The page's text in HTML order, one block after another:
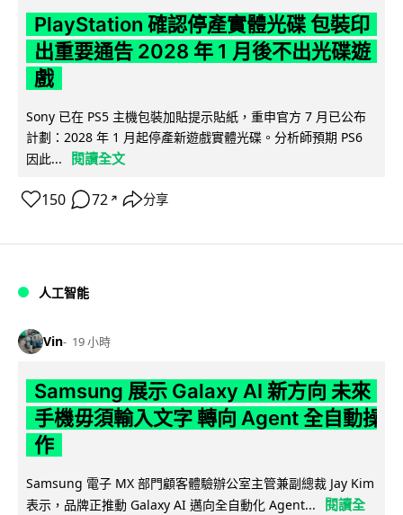
PlayStation 確認停產實體光碟 包裝印
出重要通告 2028 年 1 月後不出光碟遊
戲
Sony 已在 PS5 主機包裝加貼提示貼紙，重申官方 7 月已公布
計劃：2028 年 1 月起停產新遊戲實體光碟。分析師預期 PS6
因此...
閱讀全文
150 72 ↗ 分享
人工智能
Vin 19 小時
Samsung 展示 Galaxy AI 新方向 未來
手機毋須輸入文字 轉向 Agent 全自動操
作
Samsung 電子 MX 部門顧客體驗辦公室主管兼副總裁 Jay Kim
表示，品牌正推動 Galaxy AI 邁向全自動化 Agent...
閱讀全